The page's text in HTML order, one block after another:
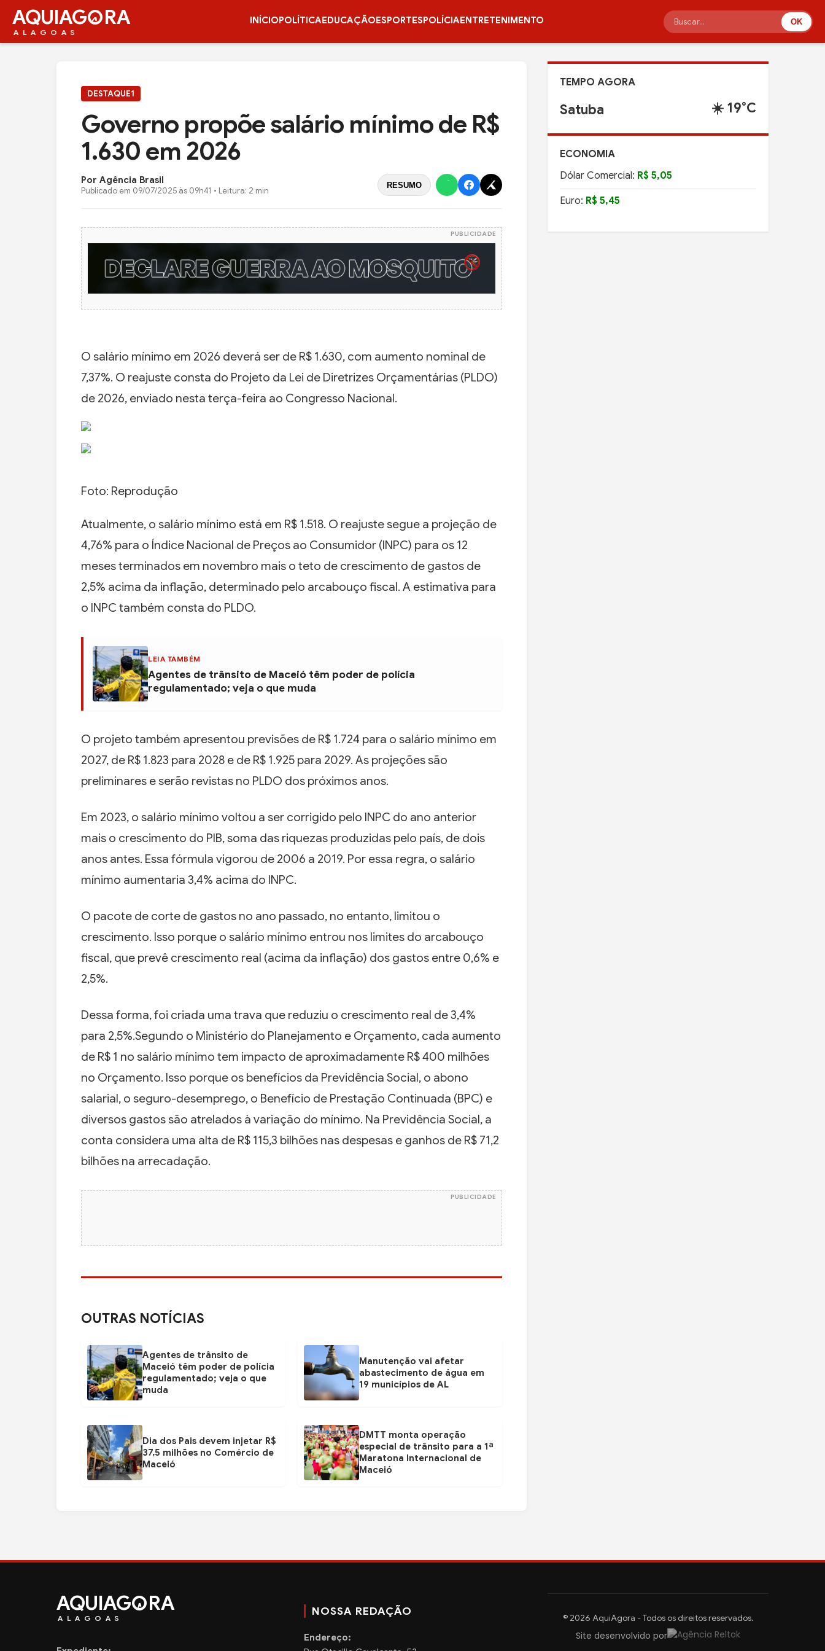
AQUIAG RA
ALAGOAS
INÍCIOPOLÍTICAEDUCAÇÃOESPORTESPOLÍCIAENTRETENIMENTO OK
DESTAQUE1
Governo propõe salário mínimo de R$
1.630 em 2026
Por Agência Brasil
Publicado em 09/07/2025 às 09h41 • Leitura: 2 min
RESUMO
PUBLICIDADE
O salário mínimo em 2026 deverá ser de R$ 1.630, com aumento nominal de
7,37%. O reajuste consta do Projeto da Lei de Diretrizes Orçamentárias (PLDO)
de 2026, enviado nesta terça-feira ao Congresso Nacional.
Foto: Reprodução
Atualmente, o salário mínimo está em R$ 1.518. O reajuste segue a projeção de
4,76% para o Índice Nacional de Preços ao Consumidor (INPC) para os 12
meses terminados em novembro mais o teto de crescimento de gastos de
2,5% acima da inflação, determinado pelo arcabouço fiscal. A estimativa para
o INPC também consta do PLDO.
LEIA TAMBÉM
Agentes de trânsito de Maceió têm poder de polícia
regulamentado; veja o que muda
O projeto também apresentou previsões de R$ 1.724 para o salário mínimo em
2027, de R$ 1.823 para 2028 e de R$ 1.925 para 2029. As projeções são
preliminares e serão revistas no PLDO dos próximos anos.
Em 2023, o salário mínimo voltou a ser corrigido pelo INPC do ano anterior
mais o crescimento do PIB, soma das riquezas produzidas pelo país, de dois
anos antes. Essa fórmula vigorou de 2006 a 2019. Por essa regra, o salário
mínimo aumentaria 3,4% acima do INPC.
O pacote de corte de gastos no ano passado, no entanto, limitou o
crescimento. Isso porque o salário mínimo entrou nos limites do arcabouço
fiscal, que prevê crescimento real (acima da inflação) dos gastos entre 0,6% e
2,5%.
Dessa forma, foi criada uma trava que reduziu o crescimento real de 3,4%
para 2,5%.Segundo o Ministério do Planejamento e Orçamento, cada aumento
de R$ 1 no salário mínimo tem impacto de aproximadamente R$ 400 milhões
no Orçamento. Isso porque os benefícios da Previdência Social, o abono
salarial, o seguro-desemprego, o Benefício de Prestação Continuada (BPC) e
diversos gastos são atrelados à variação do mínimo. Na Previdência Social, a
conta considera uma alta de R$ 115,3 bilhões nas despesas e ganhos de R$ 71,2
bilhões na arrecadação.
PUBLICIDADE
OUTRAS NOTÍCIAS
Agentes de trânsito de
Maceió têm poder de polícia
regulamentado; veja o que
muda
Manutenção vai afetar
abastecimento de água em
19 municípios de AL
Dia dos Pais devem injetar R$
37,5 milhões no Comércio de
Maceió
DMTT monta operação
especial de trânsito para a 1ª
Maratona Internacional de
Maceió
TEMPO AGORA
Satuba ☀️ 19°C
ECONOMIA
Dólar Comercial: R$ 5,05
Euro: R$ 5,45
AQUIAG RA
ALAGOAS
NOSSA REDAÇÃO
Endereço:
© 2026 AquiAgora - Todos os direitos reservados.
Site desenvolvido por